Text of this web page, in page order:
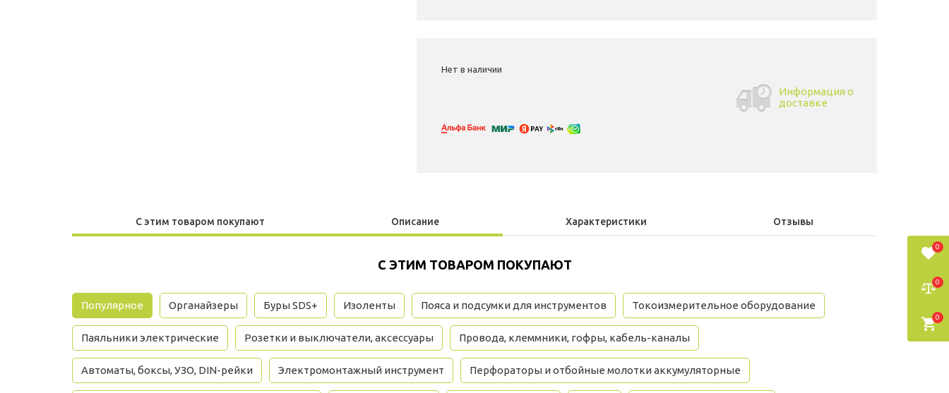
Нет в наличии
Информация о
доставке
С этим товаром покупают Описание Характеристики Отзывы
С ЭТИМ ТОВАРОМ ПОКУПАЮТ
Популярное Органайзеры Буры SDS+ Изоленты Пояса и подсумки для инструментов Токоизмерительное оборудование
Паяльники электрические Розетки и выключатели, аксессуары Провода, клеммники, гофры, кабель-каналы
Автоматы, боксы, УЗО, DIN-рейки Электромонтажный инструмент Перфораторы и отбойные молотки аккумуляторные
0
0
0